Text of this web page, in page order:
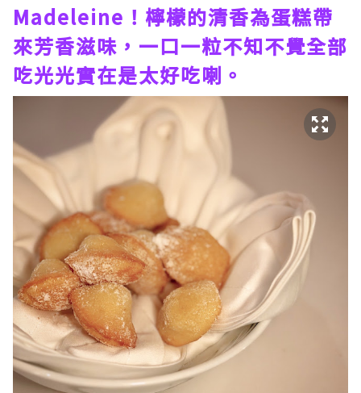
Madeleine！檸檬的清香為蛋糕帶
來芳香滋味，一口一粒不知不覺全部
吃光光實在是太好吃喇。